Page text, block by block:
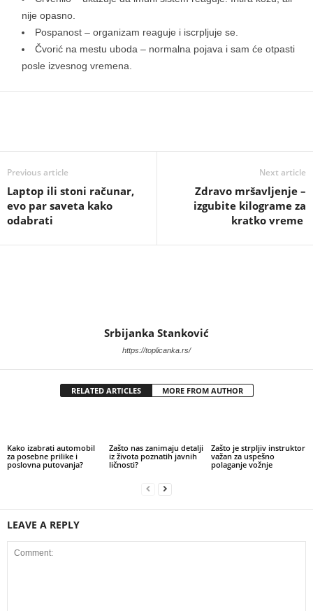
nije opasno.
Pospanost – organizam reaguje i iscrpljuje se.
Čvorić na mestu uboda – normalna pojava i sam će otpasti
posle izvesnog vremena.
Previous article
Laptop ili stoni računar,
evo par saveta kako
odabrati
Next article
Zdravo mršavljenje –
izgubite kilograme za
kratko vreme
Srbijanka Stanković
https://toplicanka.rs/
RELATED ARTICLES MORE FROM AUTHOR
Kako izabrati automobil
za posebne prilike i
poslovna putovanja?
Zašto nas zanimaju detalji
iz života poznatih javnih
ličnosti?
Zašto je strpljiv instruktor
važan za uspešno
polaganje vožnje
LEAVE A REPLY